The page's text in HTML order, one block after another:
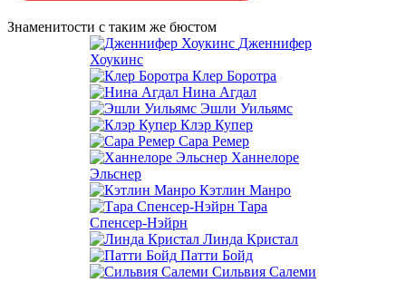
Знаменитости с таким же бюстом
Дженнифер
Хоукинс
Клер Боротра
Нина Агдал
Эшли Уильямс
Клэр Купер
Сара Ремер
Ханнелоре
Эльснер
Кэтлин Манро
Тара
Спенсер-Нэйрн
Линда Кристал
Патти Бойд
Сильвия Салеми